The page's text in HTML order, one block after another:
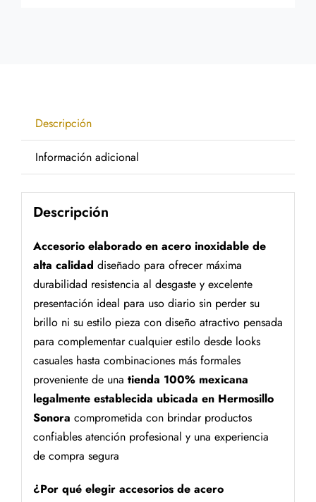
Descripción
Información adicional
Descripción
Accesorio elaborado en acero inoxidable de
alta calidad diseñado para ofrecer máxima
durabilidad resistencia al desgaste y excelente
presentación ideal para uso diario sin perder su
brillo ni su estilo pieza con diseño atractivo pensada
para complementar cualquier estilo desde looks
casuales hasta combinaciones más formales
proveniente de una tienda 100% mexicana
legalmente establecida ubicada en Hermosillo
Sonora comprometida con brindar productos
confiables atención profesional y una experiencia
de compra segura
¿Por qué elegir accesorios de acero